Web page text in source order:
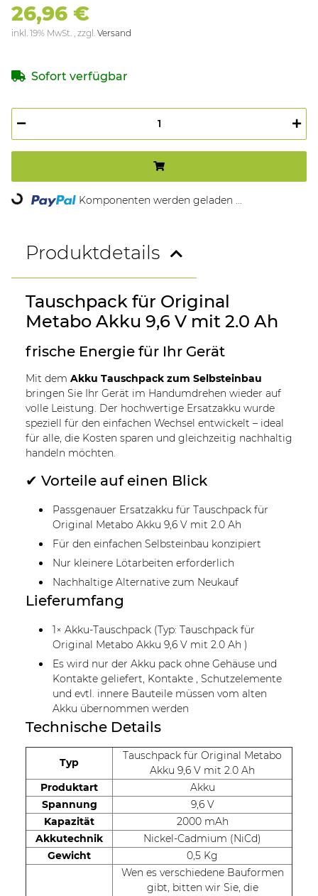
26,96 €
inkl. 19% MwSt. , zzgl. Versand
Sofort verfügbar
Komponenten werden geladen ...
Produktdetails
Tauschpack für Original
Metabo Akku 9,6 V mit 2.0 Ah
frische Energie für Ihr Gerät
Mit dem Akku Tauschpack zum Selbsteinbau
bringen Sie Ihr Gerät im Handumdrehen wieder auf
volle Leistung. Der hochwertige Ersatzakku wurde
speziell für den einfachen Wechsel entwickelt – ideal
für alle, die Kosten sparen und gleichzeitig nachhaltig
handeln möchten.
✔ Vorteile auf einen Blick
Passgenauer Ersatzakku für Tauschpack für
Original Metabo Akku 9,6 V mit 2.0 Ah
Für den einfachen Selbsteinbau konzipiert
Nur kleinere Lötarbeiten erforderlich
Nachhaltige Alternative zum Neukauf
Lieferumfang
1× Akku-Tauschpack (Typ: Tauschpack für
Original Metabo Akku 9,6 V mit 2.0 Ah )
Es wird nur der Akku pack ohne Gehäuse und
Kontakte geliefert, Kontakte , Schutzelemente
und evtl. innere Bauteile müssen vom alten
Akku übernommen werden
Technische Details
Typ
Tauschpack für Original Metabo
Akku 9,6 V mit 2.0 Ah
Produktart
Akku
Spannung
9,6 V
Kapazität
2000 mAh
Akkutechnik
Nickel-Cadmium (NiCd)
Gewicht
0,5 Kg
Wen es verschiedene Bauformen
gibt, bitten wir Sie, die